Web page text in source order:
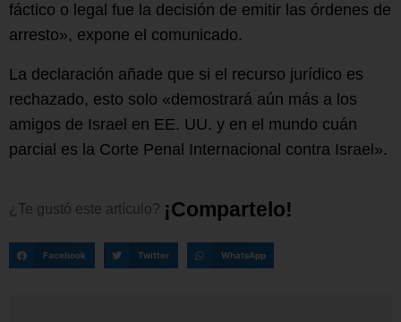
fáctico o legal fue la decisión de emitir las órdenes de
arresto», expone el comunicado.
La declaración añade que si el recurso jurídico es
rechazado, esto solo «demostrará aún más a los
amigos de Israel en EE. UU. y en el mundo cuán
parcial es la Corte Penal Internacional contra Israel».
¿Te gustó este artículo? ¡Comparte o!
Facebook Twitter WhatsApp